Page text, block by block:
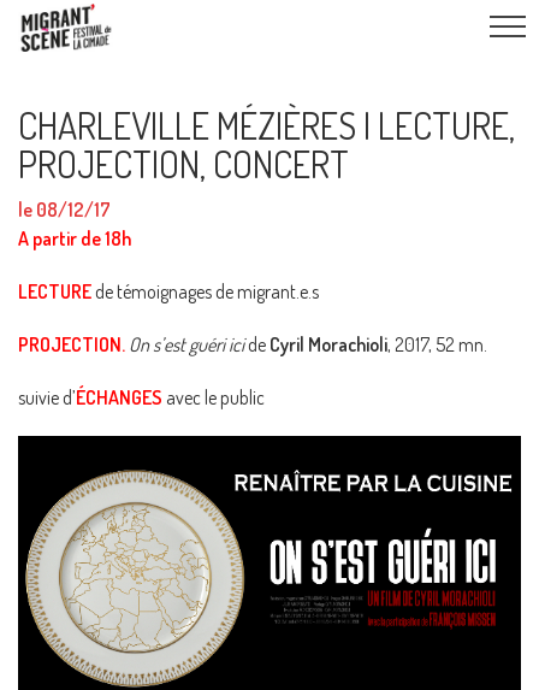
CHARLEVILLE MÉZIÈRES I LECTURE,
PROJECTION, CONCERT
le 08/12/17
A partir de 18h
LECTURE de témoignages de migrant.e.s
PROJECTION. On s’est guéri icide Cyril Morachioli, 2017, 52 mn.
suivie d’ÉCHANGES avec le public